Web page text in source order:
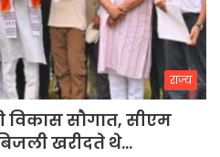
राज्य
विकास सौगात, सीएम
खरीदते थे…